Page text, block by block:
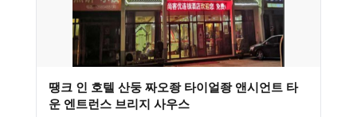
땡크 인 호텔 산둥 짜오좡 타이얼좡 앤시언트 타
운 엔트런스 브리지 사우스